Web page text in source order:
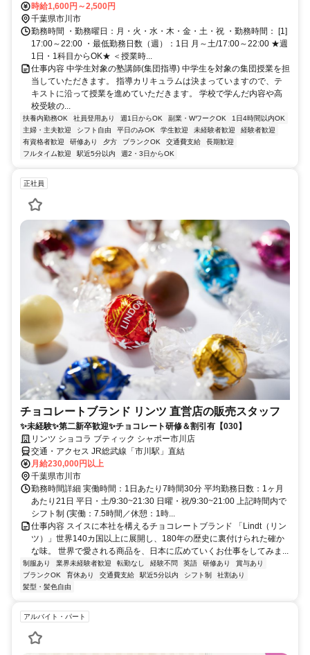
時給1,600円～2,500円
千葉県市川市
勤務時間 ・勤務曜日：月・火・水・木・金・土・祝 ・勤務時間： [1]
17:00～22:00 ・最低勤務日数（週）：1日 月～土/17:00～22:00 ★週
1日・1科目からOK★ ＜授業時...
仕事内容 中学生対象の塾講師(集団指導) 中学生を対象の集団授業を担
当していただきます。 指導カリキュラムは決まっていますので、テ
キストに沿って授業を進めていただきます。 学校で学んだ内容や高
校受験の...
扶養内勤務OK 社員登用あり 週1日からOK 副業・WワークOK
1日4時間以内OK
主婦・主夫歓迎
シフト自由 平日のみOK 学生歓迎 未経験者歓迎
経験者歓迎
有資格者歓迎
研修あり 夕方 ブランクOK 交通費支給
長期歓迎
フルタイム歓迎
駅近5分以内 週2・3日からOK
正社員
チョコレートブランド リンツ 直営店の販売スタッフ
✨未経験✨第二新卒歓迎✨チョコレート研修＆割引有【030】
リンツ ショコラ ブティック シャポー市川店
交通・アクセス JR総武線「市川駅」直結
月給230,000円以上
千葉県市川市
勤務時間詳細 実働時間：1日あたり7時間30分 平均勤務日数：1ヶ月
あたり21日 平日・土/9:30~21:30 日曜・祝/9:30~21:00 上記時間内で
シフト制 (実働：7.5時間／休憩：1時...
仕事内容 スイスに本社を構えるチョコレートブランド 「Lindt（リン
ツ）」世界140カ国以上に展開し、180年の歴史に裏付けられた確か
な味。 世界で愛される商品を、日本に広めていくお仕事をしてみま...
制服あり 業界未経験者歓迎 転勤なし 経験不問 英語 研修あり
賞与あり
ブランクOK
育休あり 交通費支給 駅近5分以内 シフト制
社割あり
髪型・髪色自由
アルバイト・パート